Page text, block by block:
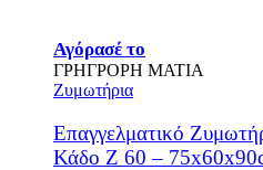
Αγόρασέ το
ΓΡΗΓΡΟΡΗ ΜΑΤΙΑ
Ζυμωτήρια
Επαγγελματικό
Κάδο Z 60 –